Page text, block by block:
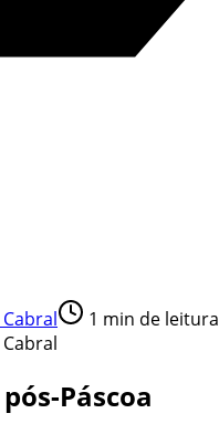
1 min de leitura
Páscoa